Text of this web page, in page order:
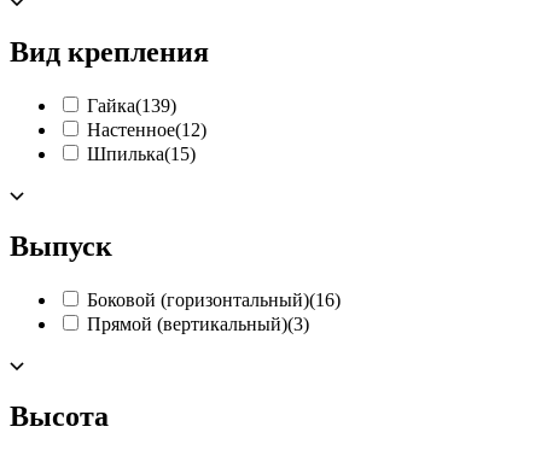
Вид крепления
Гайка(139)
Настенное(12)
Шпилька(15)
Выпуск
Боковой (горизонтальный)(16)
Прямой (вертикальный)(3)
Высота